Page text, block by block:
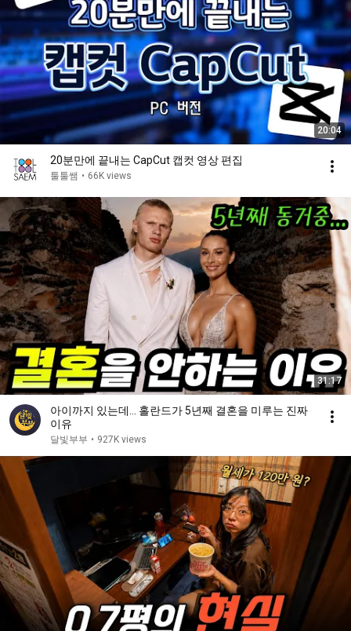
20:04
20분만에 끝내는 CapCut 캡컷 영상 편집
툴툴쌤 • 66K views
31:17
아이까지 있는데… 홀란드가 5년째 결혼을 미루는 진짜
이유
달빛부부 • 927K views